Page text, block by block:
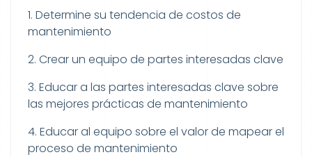
1. Determine su tendencia de costos de
mantenimiento
2. Crear un equipo de partes interesadas clave
3. Educar a las partes interesadas clave sobre
las mejores prácticas de mantenimiento
4. Educar al equipo sobre el valor de mapear el
proceso de mantenimiento